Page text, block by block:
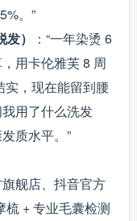
。”
）
：“一年染烫 6
用卡伦雅芙 8 周
实，现在能留到腰
用了什么洗发
质水平。”
舰店、抖音官方
梳 + 专业毛囊检测